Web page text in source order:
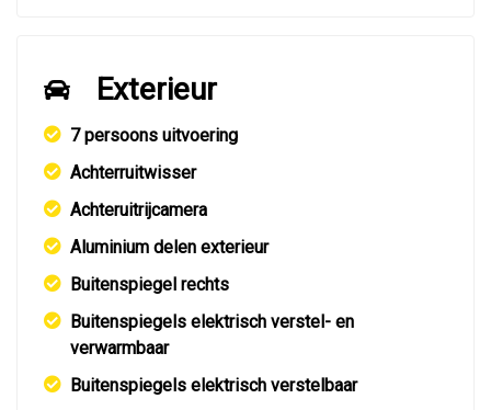
Exterieur
7 persoons uitvoering
Achterruitwisser
Achteruitrijcamera
Aluminium delen exterieur
Buitenspiegel rechts
Buitenspiegels elektrisch verstel- en
verwarmbaar
Buitenspiegels elektrisch verstelbaar